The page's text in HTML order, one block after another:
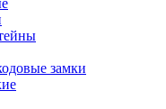
замки